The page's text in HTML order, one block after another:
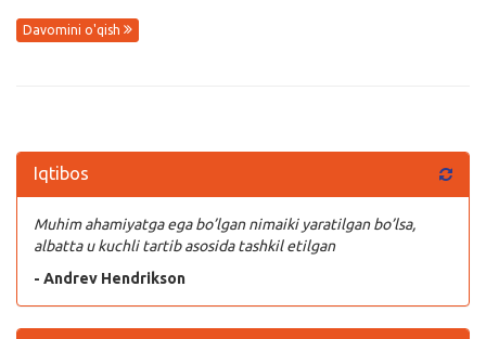
Davomini o'qish
Iqtibos
Muhim ahamiyatga ega bo’lgan nimaiki yaratilgan bo’lsa,
albatta u kuchli tartib asosida tashkil etilgan
- Andrev Hendrikson